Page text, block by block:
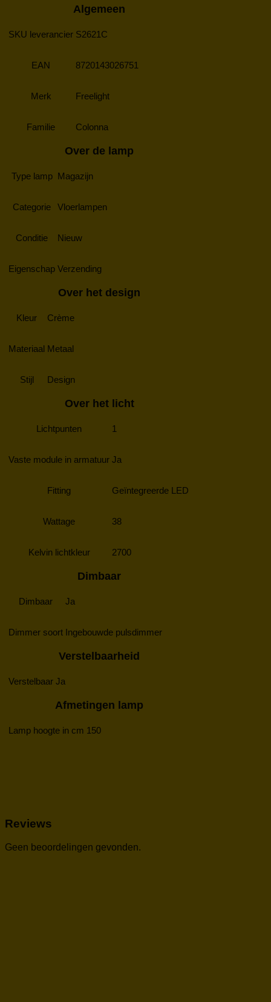
Algemeen
SKU leverancier S2621C
EAN 8720143026751
Merk Freelight
Familie Colonna
Over de lamp
Type lamp Magazijn
Categorie Vloerlampen
Conditie Nieuw
Eigenschap Verzending
Over het design
Kleur Crème
Materiaal Metaal
Stijl Design
Over het licht
Lichtpunten 1
Vaste module in armatuur Ja
Fitting Geïntegreerde LED
Wattage 38
Kelvin lichtkleur 2700
Dimbaar
Dimbaar Ja
Dimmer soort Ingebouwde pulsdimmer
Verstelbaarheid
Verstelbaar Ja
Afmetingen lamp
Lamp hoogte in cm 150
Reviews
Geen beoordelingen gevonden.